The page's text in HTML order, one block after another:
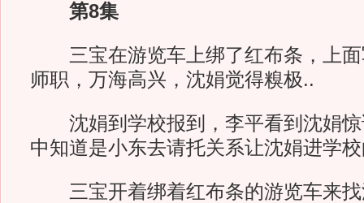
第8集
三宝在游览车上绑了红布条，上面
师职，万海高兴，沈娟觉得糗极..
沈娟到学校报到，李平看到沈娟惊
中知道是小东去请托关系让沈娟进学
三宝开着绑着红布条的游览车来找